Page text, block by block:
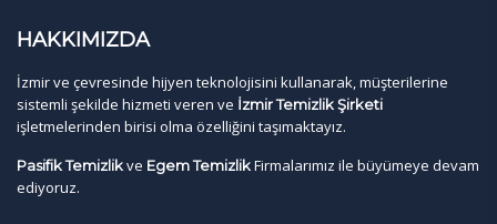
HAKKIMIZDA
İzmir ve çevresinde hijyen teknolojisini kullanarak, müşterilerine
sistemli şekilde hizmeti veren ve İzmir Temizlik Şirketi
işletmelerinden birisi olma özelliğini taşımaktayız.
Pasifik Temizlikve Egem TemizlikFirmalarımız ile büyümeye devam
ediyoruz.